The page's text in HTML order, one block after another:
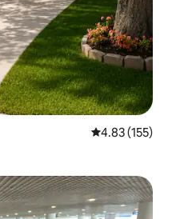
5 पैकी 4.83
4.83 (155)